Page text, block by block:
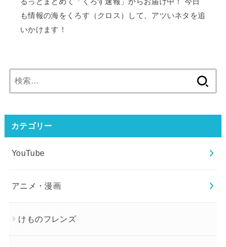
も情報の海をくろす（クロス）して、アツいネタを追
いかけます！
索:
カテゴリー
YouTube
アニメ・漫画
けものフレンズ